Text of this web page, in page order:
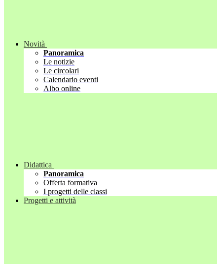
Novità
Panoramica
Le notizie
Le circolari
Calendario eventi
Albo online
Didattica
Panoramica
Offerta formativa
I progetti delle classi
Progetti e attività